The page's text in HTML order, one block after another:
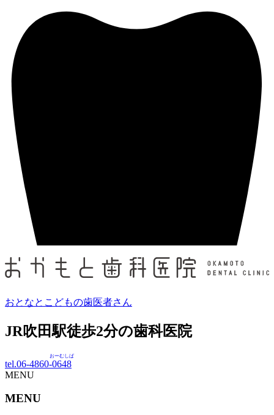
おとなとこどもの歯医者さん
JR吹田駅徒歩2分の歯科医院
tel.06-4860-0648
おーむしば
MENU
MENU